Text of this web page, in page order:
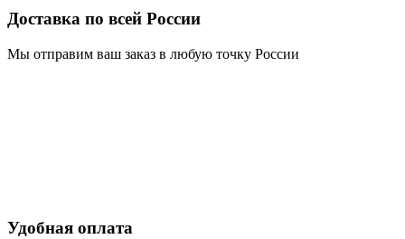
Доставка по всей России
Мы отправим ваш заказ в любую точку России
Удобная оплата